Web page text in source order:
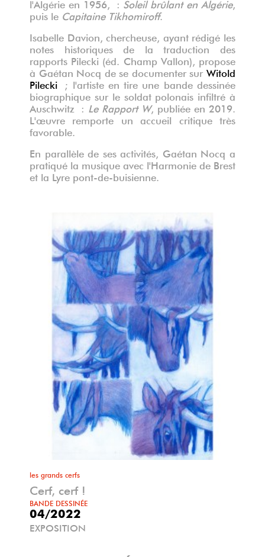
l'Algérie en 1956, : Soleil brûlant en Algérie,
puis le Capitaine Tikhomiroff.
Isabelle Davion, chercheuse, ayant rédigé les
notes historiques de la traduction des
rapports Pilecki (éd. Champ Vallon), propose
à Gaétan Nocq de se documenter sur Witold
Pilecki ; l'artiste en tire une bande dessinée
biographique sur le soldat polonais infiltré à
Auschwitz : Le Rapport W, publiée en 2019.
L'œuvre remporte un accueil critique très
favorable.
En parallèle de ses activités, Gaétan Nocq a
pratiqué la musique avec l'Harmonie de Brest
et la Lyre pont-de-buisienne.
les grands cerfs
Cerf, cerf !
BANDE DESSINÉE
04/2022
EXPOSITION